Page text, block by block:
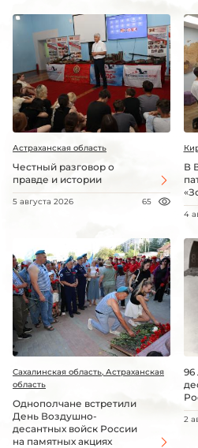
Астраханская область
Честный разговор о
правде и истории
5 августа 2026 65
В
4
Сахалинская область, Астраханская
область
Однополчане встретили
День Воздушно-
десантных войск России
на памятных акциях
96
2